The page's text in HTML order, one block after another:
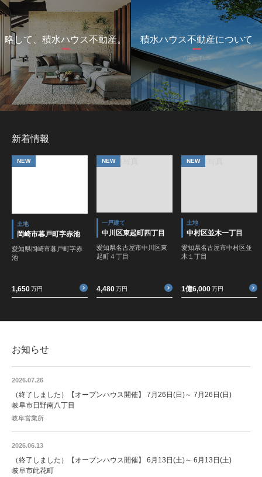
略して、積水ハウス不動産。
BRAND
積水ハウス不動産について
ABOUT US
新着情報
NEW
土地
岡崎市暮戸町字赤池
愛知県岡崎市暮戸町字赤
池
1,650 万円
NEW
一戸建て
中川区東起町四丁目
愛知県名古屋市中川区東
起町４丁目
4,480 万円
NEW
土地
中村区並木一丁目
愛知県名古屋市中村区並
木１丁目
1億6,000 万円
お知らせ
2026.07.26
（終了しました）【オープンハウス開催】 7月26日(日)～ 7月26日(日)
岐阜市日野南八丁目
岐阜営業所
2026.06.13
（終了しました）【オープンハウス開催】 6月13日(土)～ 6月13日(土)
岐阜市此花町